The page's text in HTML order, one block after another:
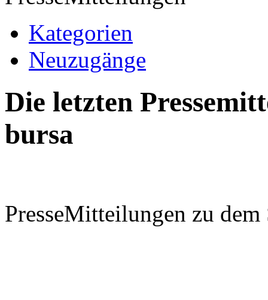
Kategorien
Neuzugänge
Die letzten
bursa
PresseMitteilungen zu